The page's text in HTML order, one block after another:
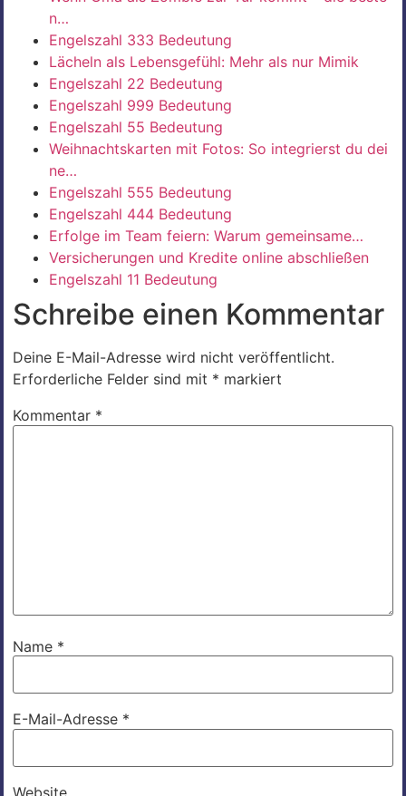
n…
Engelszahl 333 Bedeutung
Lächeln als Lebensgefühl: Mehr als nur Mimik
Engelszahl 22 Bedeutung
Engelszahl 999 Bedeutung
Engelszahl 55 Bedeutung
Weihnachtskarten mit Fotos: So integrierst du dei
ne…
Engelszahl 555 Bedeutung
Engelszahl 444 Bedeutung
Erfolge im Team feiern: Warum gemeinsame…
Versicherungen und Kredite online abschließen
Engelszahl 11 Bedeutung
Schreibe einen Kommentar
Deine E-Mail-Adresse wird nicht veröffentlicht.
Erforderliche Felder sind mit * markiert
Kommentar *
Name *
E-Mail-Adresse *
Website